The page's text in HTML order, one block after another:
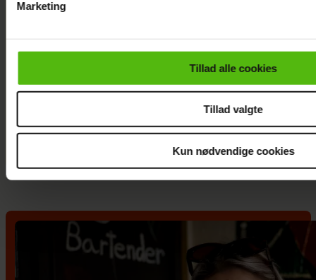
cookiepolitik.
Marketing
Tillad alle cookies
Tillad valgte
Kun nødvendige cookies
Christel Trubka er flyttet til
Fyn for ny kæreste